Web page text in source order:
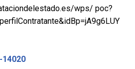
wps/ poc?
14020